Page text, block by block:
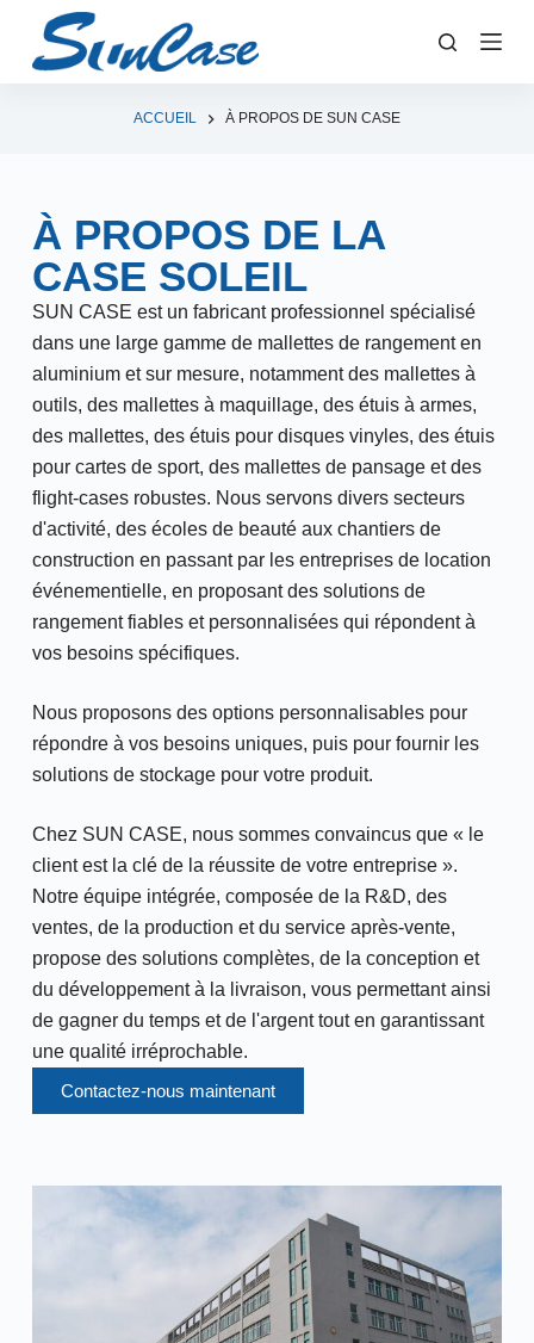
a
u
o
n
e
n
u
ACCUEIL À PROPOS DE SUN CASE
À PROPOS DE LA
CASE SOLEIL
SUN CASE est un fabricant professionnel spécialisé
dans une large gamme de mallettes de rangement en
aluminium et sur mesure, notamment des mallettes à
outils, des mallettes à maquillage, des étuis à armes,
des mallettes, des étuis pour disques vinyles, des étuis
pour cartes de sport, des mallettes de pansage et des
flight-cases robustes. Nous servons divers secteurs
d'activité, des écoles de beauté aux chantiers de
construction en passant par les entreprises de location
événementielle, en proposant des solutions de
rangement fiables et personnalisées qui répondent à
vos besoins spécifiques.
Nous proposons des options personnalisables pour
répondre à vos besoins uniques, puis pour fournir les
solutions de stockage pour votre produit.
Chez SUN CASE, nous sommes convaincus que « le
client est la clé de la réussite de votre entreprise ».
Notre équipe intégrée, composée de la R&D, des
ventes, de la production et du service après-vente,
propose des solutions complètes, de la conception et
du développement à la livraison, vous permettant ainsi
de gagner du temps et de l'argent tout en garantissant
une qualité irréprochable.
Contactez-nous maintenant